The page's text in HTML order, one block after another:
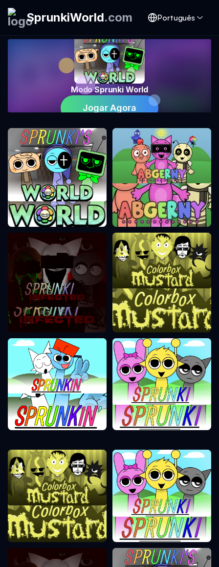
SprunkiWorld.com Português
Modo Sprunki World
Jogar Agora
Modo Sprunki World
Incredibox Abgerny
Modo Sprunki Infected
Colorbox Mostarda
Sprunki FNF
Sprunki Incredibox
Colorbox Mostarda
Sprunki Incredibox